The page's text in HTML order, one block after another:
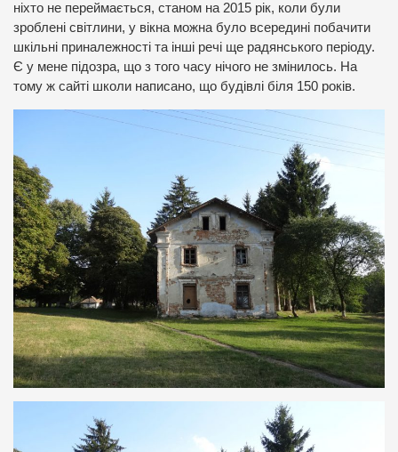
ніхто не переймається, станом на 2015 рік, коли були
зроблені світлини, у вікна можна було всередині побачити
шкільні приналежності та інші речі ще радянського періоду.
Є у мене підозра, що з того часу нічого не змінилось. На
тому ж сайті школи написано, що будівлі біля 150 років.